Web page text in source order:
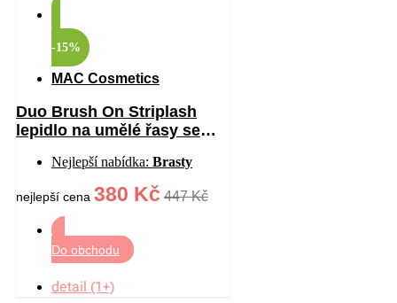
-15%
MAC Cosmetics
Duo Brush On Striplash
lepidlo na umělé řasy se
White/Clear 5 g
Nejlepší nabídka: Brasty
nejlepší cena 380 Kč 447 Kč
Do obchodu
detail (1+)